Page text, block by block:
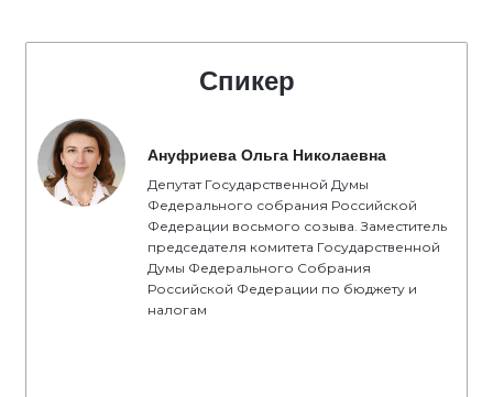
Спикер
Ануфриева Ольга Николаевна
Депутат Государственной Думы
Федерального собрания Российской
Федерации восьмого созыва. Заместитель
председателя комитета Государственной
Думы Федерального Собрания
Российской Федерации по бюджету и
налогам